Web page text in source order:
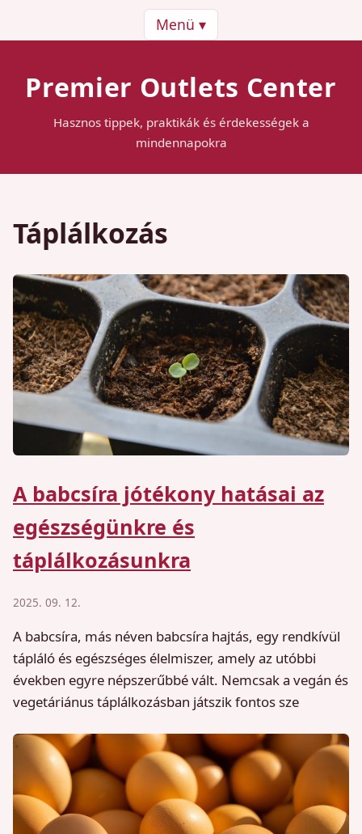
Menü ▾
Premier Outlets Center
Hasznos tippek, praktikák és érdekességek a
mindennapokra
Táplálkozás
A babcsíra jótékony hatásai az
egészségünkre és
táplálkozásunkra
2025. 09. 12.
A babcsíra, más néven babcsíra hajtás, egy rendkívül
tápláló és egészséges élelmiszer, amely az utóbbi
években egyre népszerűbbé vált. Nemcsak a vegán és
vegetáriánus táplálkozásban játszik fontos sze